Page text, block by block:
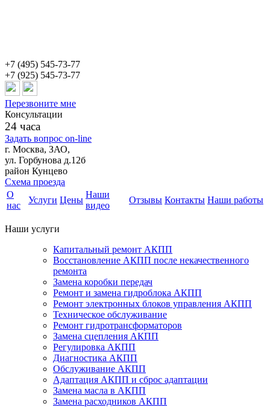
+7 (495) 545-73-77
+7 (925) 545-73-77
Перезвоните мне
Консультации
24 часа
Задать вопрос on-line
г. Москва, ЗАО,
ул. Горбунова д.12б
район Кунцево
Схема проезда
О
нас
Услуги Цены
Наши
видео
Отзывы Контакты Наши работы
Наши услуги
Капитальный ремонт АКПП
Восстановление АКПП после некачественного
ремонта
Замена коробки передач
Ремонт и замена гидроблока АКПП
Ремонт электронных блоков управления АКПП
Техническое обслуживание
Ремонт гидротрансформаторов
Замена сцепления АКПП
Регулировка АКПП
Диагностика АКПП
Обслуживание АКПП
Адаптация АКПП и сброс адаптации
Замена масла в АКПП
Замена расходников АКПП